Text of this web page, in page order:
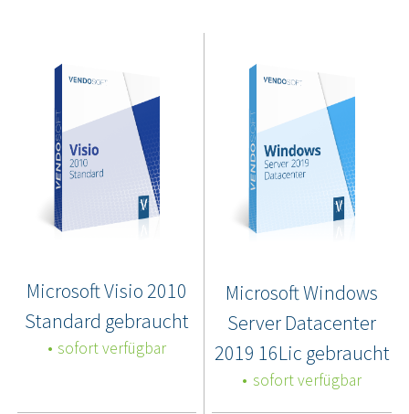
Microsoft Visio 2010
Standard gebraucht
sofort verfügbar
Microsoft Windows
Server Datacenter
2019 16Lic gebraucht
sofort verfügbar